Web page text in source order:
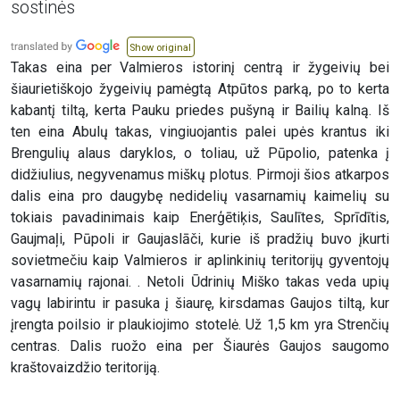
sostinės
Show original
Takas eina per Valmieros istorinį centrą ir žygeivių bei
šiaurietiškojo žygeivių pamėgtą Atpūtos parką, po to kerta
kabantį tiltą, kerta Pauku priedes pušyną ir Bailių kalną. Iš
ten eina Abulų takas, vingiuojantis palei upės krantus iki
Brengulių alaus daryklos, o toliau, už Pūpolio, patenka į
didžiulius, negyvenamus miškų plotus. Pirmoji šios atkarpos
dalis eina pro daugybę nedidelių vasarnamių kaimelių su
tokiais pavadinimais kaip Enerģētiķis, Saulītes, Sprīdītis,
Gaujmaļi, Pūpoli ir Gaujaslāči, kurie iš pradžių buvo įkurti
sovietmečiu kaip Valmieros ir aplinkinių teritorijų gyventojų
vasarnamių rajonai. . Netoli Ūdrinių Miško takas veda upių
vagų labirintu ir pasuka į šiaurę, kirsdamas Gaujos tiltą, kur
įrengta poilsio ir plaukiojimo stotelė. Už 1,5 km yra Strenčių
centras. Dalis ruožo eina per Šiaurės Gaujos saugomo
kraštovaizdžio teritoriją.